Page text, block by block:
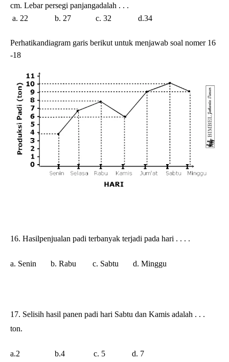
cm. Lebar persegi panjangadalah . . .
a. 22 b. 27 c. 32 d.34
Perhatikandiagram garis berikut untuk menjawab soal nomer 16
-18
16. Hasilpenjualan padi terbanyak terjadi pada hari . . . .
a. Senin b. Rabu c. Sabtu d. Minggu
17. Selisih hasil panen padi hari Sabtu dan Kamis adalah . . .
ton.
a.2 b.4 c. 5 d. 7